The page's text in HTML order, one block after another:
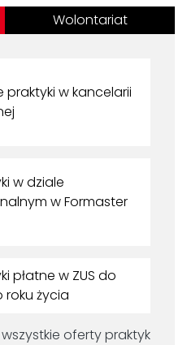
Wolontariat
praktyki w kancelarii
w dziale
w Formaster
płatne w ZUS do
roku życia
oferty praktyk